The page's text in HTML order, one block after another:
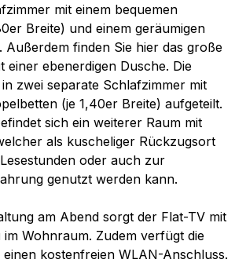
mit einem bequemen
Breite) und einem geräumigen
Außerdem finden Sie hier das große
einer ebenerdigen Dusche. Die
zwei separate Schlafzimmer mit
(je 1,40er Breite) aufgeteilt.
sich ein weiterer Raum mit
als kuscheliger Rückzugsort
oder auch zur
genutzt werden kann.
am Abend sorgt der Flat-TV mit
Wohnraum. Zudem verfügt die
kostenfreien WLAN-Anschluss.